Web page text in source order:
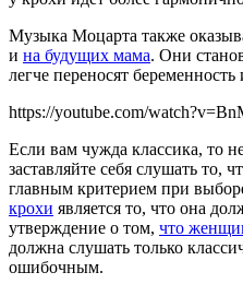
Музыка Моцарта также
и на будущих мама. Они
легче переносят
https://youtube.com/
Если вам чужда классика, то
заставляйте себя слушать то,
главным критерием при
крохи является то, что она
утверждение о том, что
должна слушать только
ошибочным.